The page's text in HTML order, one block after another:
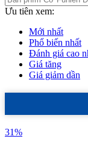
Ưu tiên xem:
Mới nhất
Phổ biến nhất
Đánh giá cao
Giá tăng
Giá giảm dần
31%